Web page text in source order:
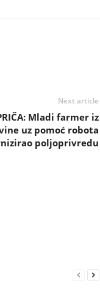
Next article
Mladi farmer iz
uz pomoć robota
poljoprivredu